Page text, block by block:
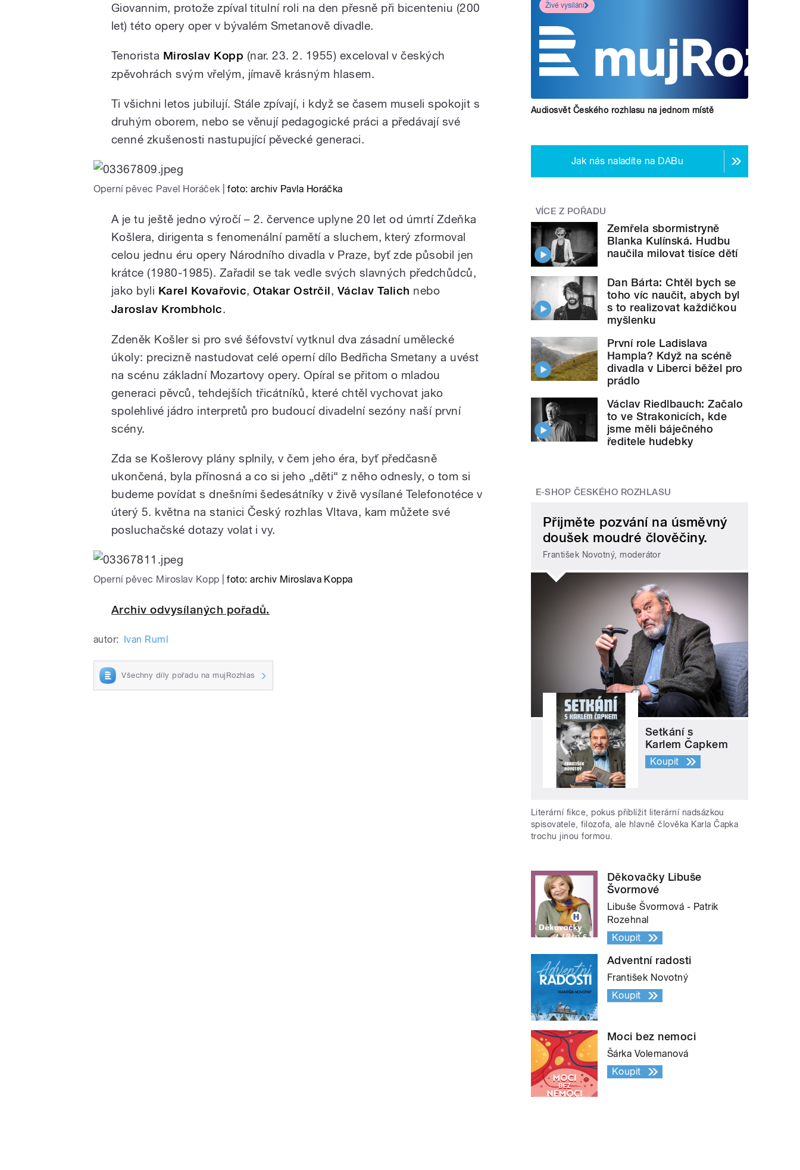
pause
Giovannim, protože zpíval titulní roli na den přesně při bicenteniu (200
let) této opery oper v bývalém Smetanově divadle.
Tenorista Miroslav Kopp (nar. 23. 2. 1955) exceloval v českých
zpěvohrách svým vřelým, jímavě krásným hlasem.
Ti všichni letos jubilují. Stále zpívají, i když se časem museli spokojit s
druhým oborem, nebo se věnují pedagogické práci a předávají své
cenné zkušenosti nastupující pěvecké generaci.
Operní pěvec Pavel Horáček foto: archiv Pavla Horáčka
A je tu ještě jedno výročí – 2. července uplyne 20 let od úmrtí Zdeňka
Košlera, dirigenta s fenomenální pamětí a sluchem, který zformoval
celou jednu éru opery Národního divadla v Praze, byť zde působil jen
krátce (1980-1985). Zařadil se tak vedle svých slavných předchůdců,
jako byli Karel Kovařovic, Otakar Ostrčil, Václav Talich nebo
Jaroslav Krombholc.
Zdeněk Košler si pro své šéfovství vytknul dva zásadní umělecké
úkoly: precizně nastudovat celé operní dílo Bedřicha Smetany a uvést
na scénu základní Mozartovy opery. Opíral se přitom o mladou
generaci pěvců, tehdejších třicátníků, které chtěl vychovat jako
spolehlivé jádro interpretů pro budoucí divadelní sezóny naší první
scény.
Zda se Košlerovy plány splnily, v čem jeho éra, byť předčasně
ukončená, byla přínosná a co si jeho „děti“ z něho odnesly, o tom si
budeme povídat s dnešními šedesátníky v živě vysílané Telefonotéce v
úterý 5. května na stanici Český rozhlas Vltava, kam můžete své
posluchačské dotazy volat i vy.
Operní pěvec Miroslav Kopp foto: archiv Miroslava Koppa
Archiv odvysílaných pořadů.
autor: Ivan Ruml
Všechny díly pořadu na mujRozhlas
Živé vysílání
Audiosvět Českého rozhlasu na jednom místě
Jak nás naladíte na DABu
VÍCE Z POŘADU
Zemřela sbormistryně
Blanka Kulínská. Hudbu
naučila milovat tisíce dětí
Dan Bárta: Chtěl bych se
toho víc naučit, abych byl
s to realizovat každičkou
myšlenku
První role Ladislava
Hampla? Když na scéně
divadla v Liberci běžel pro
prádlo
Václav Riedlbauch: Začalo
to ve Strakonicích, kde
jsme měli báječného
ředitele hudebky
E-SHOP ČESKÉHO ROZHLASU
Přijměte pozvání na úsměvný
doušek moudré člověčiny.
František Novotný, moderátor
Setkání s
Karlem Čapkem
Koupit
Literární fikce, pokus přiblížit literární nadsázkou
spisovatele, filozofa, ale hlavně člověka Karla Čapka
trochu jinou formou.
Děkovačky Libuše
Švormové
Libuše Švormová - Patrik
Rozehnal
Koupit
Adventní radosti
František Novotný
Koupit
Moci bez nemoci
Šárka Volemanová
Koupit